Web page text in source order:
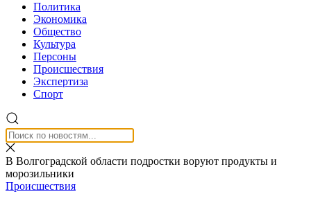
Политика
Экономика
Общество
Культура
Персоны
Происшествия
Экспертиза
Спорт
В Волгоградской области подростки воруют продукты и
морозильники
Происшествия